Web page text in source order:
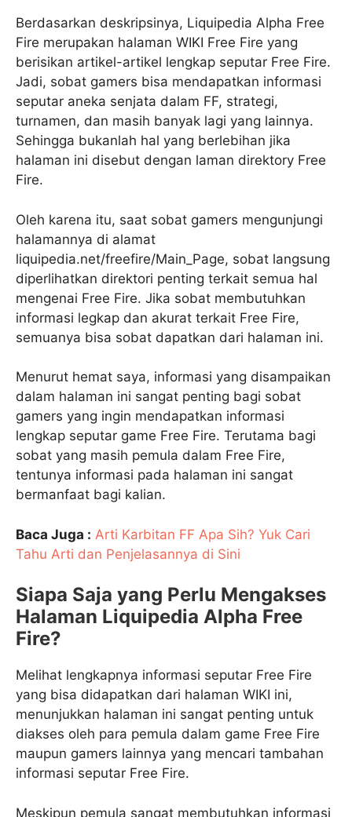
Berdasarkan deskripsinya, Liquipedia Alpha Free
Fire merupakan halaman WIKI Free Fire yang
berisikan artikel-artikel lengkap seputar Free Fire.
Jadi, sobat gamers bisa mendapatkan informasi
seputar aneka senjata dalam FF, strategi,
turnamen, dan masih banyak lagi yang lainnya.
Sehingga bukanlah hal yang berlebihan jika
halaman ini disebut dengan laman direktory Free
Fire.
Oleh karena itu, saat sobat gamers mengunjungi
halamannya di alamat
liquipedia.net/freefire/Main_Page, sobat langsung
diperlihatkan direktori penting terkait semua hal
mengenai Free Fire. Jika sobat membutuhkan
informasi legkap dan akurat terkait Free Fire,
semuanya bisa sobat dapatkan dari halaman ini.
Menurut hemat saya, informasi yang disampaikan
dalam halaman ini sangat penting bagi sobat
gamers yang ingin mendapatkan informasi
lengkap seputar game Free Fire. Terutama bagi
sobat yang masih pemula dalam Free Fire,
tentunya informasi pada halaman ini sangat
bermanfaat bagi kalian.
Baca Juga : Arti Karbitan FF Apa Sih? Yuk Cari
Tahu Arti dan Penjelasannya di Sini
Siapa Saja yang Perlu Mengakses
Halaman Liquipedia Alpha Free
Fire?
Melihat lengkapnya informasi seputar Free Fire
yang bisa didapatkan dari halaman WIKI ini,
menunjukkan halaman ini sangat penting untuk
diakses oleh para pemula dalam game Free Fire
maupun gamers lainnya yang mencari tambahan
informasi seputar Free Fire.
Meskipun pemula sangat membutuhkan informasi